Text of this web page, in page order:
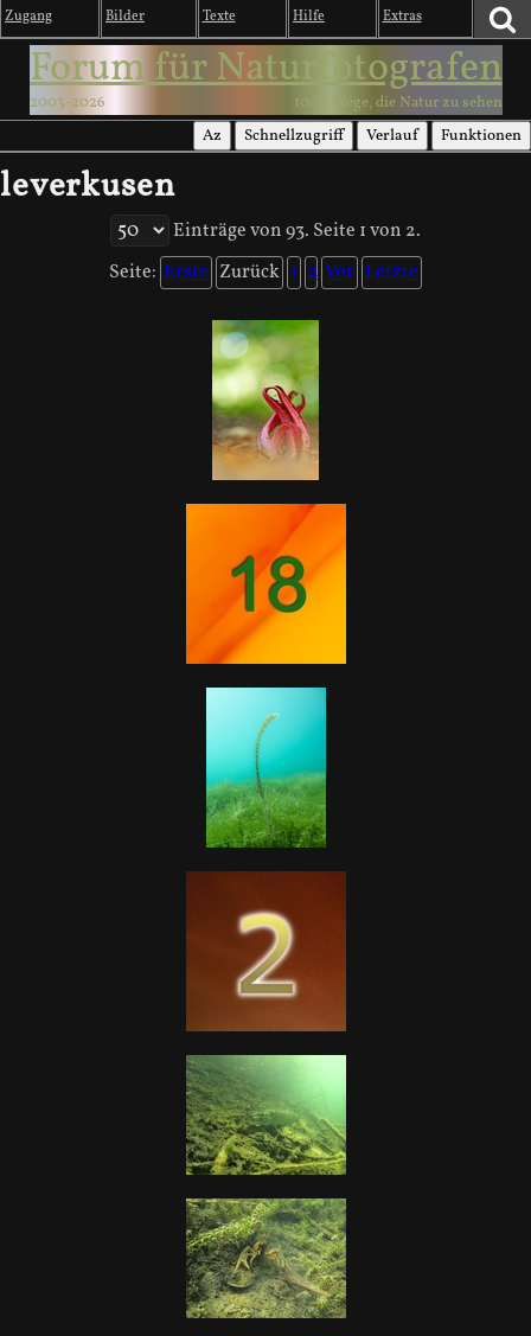
Zugang Bilder Texte Hilfe Extras
Forum für Naturfotografen
2003-2026 1000 Wege, die Natur zu sehen
Az Schnellzugriff Verlauf Funktionen
leverkusen
Einträge von 93. Seite 1 von 2.
Seite: Erste Zurück 1 2 Vor Letzte